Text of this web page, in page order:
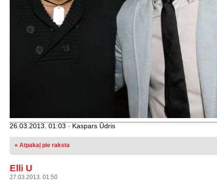
26.03.2013. 01:03 · Kaspars Ūdris
« Atpakaļ pie raksta
Elli U
27.03.2013. 01:50